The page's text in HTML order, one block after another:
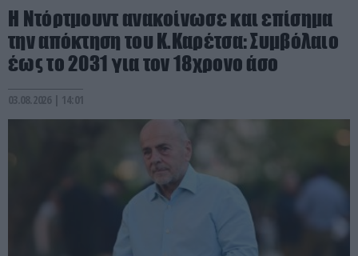
Η Ντόρτμουντ ανακοίνωσε και επίσημα
την απόκτηση του Κ.Καρέτσα: Συμβόλαιο
έως το 2031 για τον 18χρονο άσο
03.08.2026 | 14:01